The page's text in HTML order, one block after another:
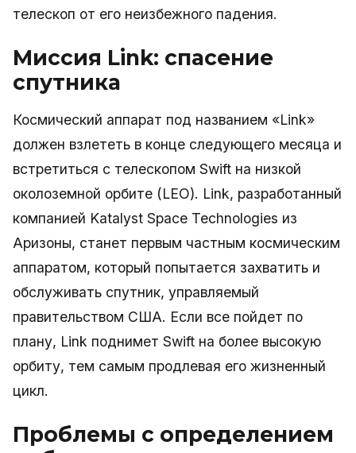
телескоп от его неизбежного падения.
Миссия Link: спасение
спутника
Космический аппарат под названием «Link»
должен взлететь в конце следующего месяца и
встретиться с телескопом Swift на низкой
околоземной орбите (LEO). Link, разработанный
компанией Katalyst Space Technologies из
Аризоны, станет первым частным космическим
аппаратом, который попытается захватить и
обслуживать спутник, управляемый
правительством США. Если все пойдет по
плану, Link поднимет Swift на более высокую
орбиту, тем самым продлевая его жизненный
цикл.
Проблемы с определением